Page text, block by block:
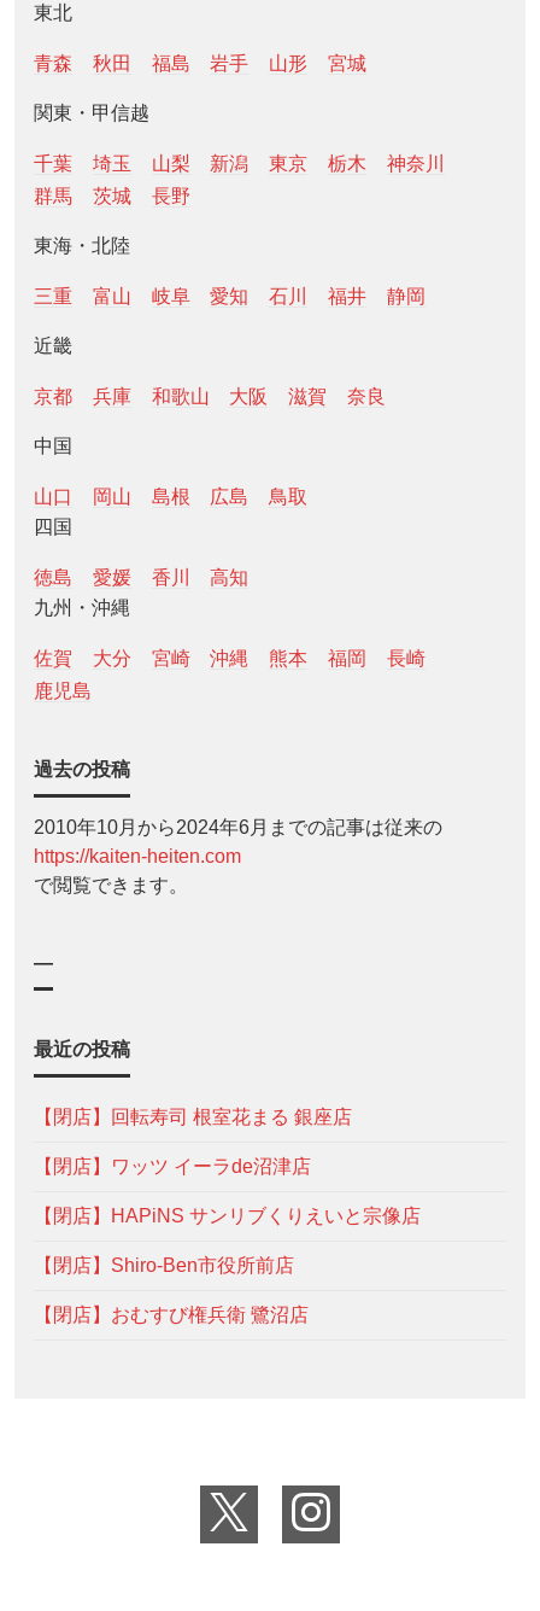
東北
青森 秋田 福島 岩手 山形 宮城
関東・甲信越
千葉 埼玉 山梨 新潟 東京 栃木
神奈川
群馬
茨城 長野
東海・北陸
三重 富山 岐阜 愛知 石川 福井 静岡
近畿
京都 兵庫 和歌山 大阪 滋賀 奈良
中国
山口 岡山 島根 広島
鳥取
四国
徳島 愛媛 香川
高知
九州・沖縄
佐賀 大分 宮崎 沖縄 熊本 福岡
長崎
鹿児島
過去の投稿
2010年10月から2024年6月までの記事は従来の
https://kaiten-heiten.com
で閲覧できます。
—
最近の投稿
【閉店】回転寿司 根室花まる 銀座店
【閉店】ワッツ イーラde沼津店
【閉店】HAPiNS サンリブくりえいと宗像店
【閉店】Shiro-Ben市役所前店
【閉店】おむすび権兵衛 鷺沼店